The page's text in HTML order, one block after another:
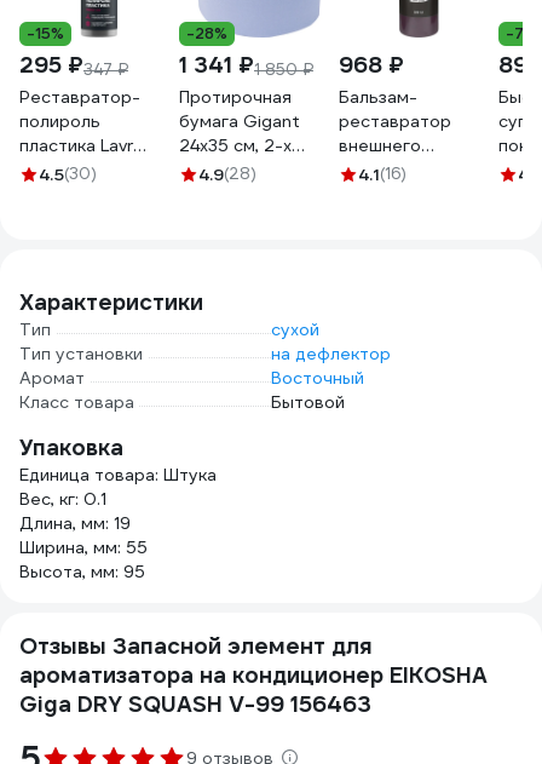
-15%
295 ₽347 ₽
Реставратор-
полироль
пластика Lavr
профессиональная
4.5(30)
-28%
1 341 ₽1 850 ₽
Протирочная
бумага Gigant
24x35 см, 2-х
слойная, 1000
4.9(28)
968 ₽
Бальзам-
реставратор
внешнего
пластика SHIMA
4.1(16)
-7%
4.6
Характеристики
Тип
сухой
Тип установки
на дефлектор
Аромат
Восточный
Класс товара
Бытовой
Упаковка
Единица товара: Штука
Вес, кг: 0.1
Длина, мм: 19
Ширина, мм: 55
Высота, мм: 95
Отзывы Запасной элемент для
ароматизатора на кондиционер EIKOSHA
Giga DRY SQUASH V-99 156463
9 отзывов